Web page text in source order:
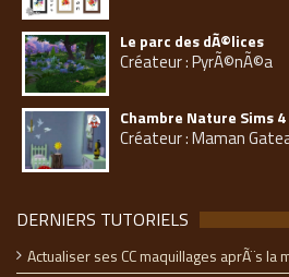
Le parc des dÃ©lices
Créateur : PyrÃ©nÃ©a
Chambre Nature Sims 4
Créateur : Maman
DERNIERS TUTORIELS
Actualiser ses CC maquillages aprÃ¨s la